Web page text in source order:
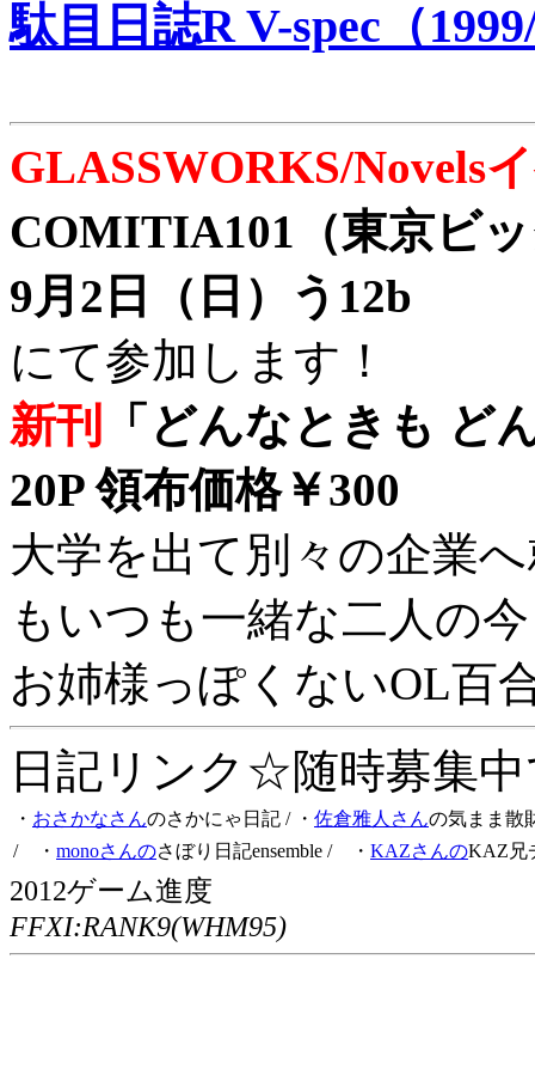
駄目日誌R V-spec（
GLASSWORKS/Novels
COMITIA101（東京ビ
9月2日（日）う12b
にて参加します！
新刊
「どんなときも ど
20P 領布価格￥300
大学を出て別々の企業
もいつも一緒な二人の
お姉様っぽくないOL百
日記リンク☆随時募集
・ おさかなさんのさかにゃ日記 / ・ 佐倉雅人さんの気まま散
/ ・ monoさんのさぼり日記ensemble / ・ KAZさんのKAZ兄
2012ゲーム進度
FFXI:RANK9(WHM95)